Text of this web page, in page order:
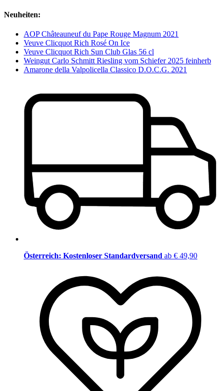
Neuheiten:
AOP Châteauneuf du Pape Rouge Magnum 2021
Veuve Clicquot Rich Rosé On Ice
Veuve Clicquot Rich Sun Club Glas 56 cl
Weingut Carlo Schmitt Riesling vom Schiefer 2025 feinherb
Amarone della Valpolicella Classico D.O.C.G. 2021
Österreich: Kostenloser Standardversand ab € 49,90